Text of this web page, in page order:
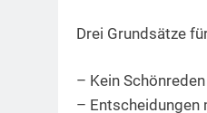
Drei Grundsätze
– Kein
– Entscheidungen